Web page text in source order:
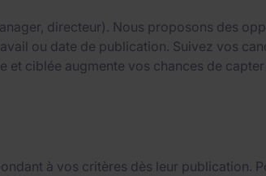
directeur). Nous proposons des
ou date de publication. Suivez vos
ciblée augmente vos chances de capter
à vos critères dès leur publication.